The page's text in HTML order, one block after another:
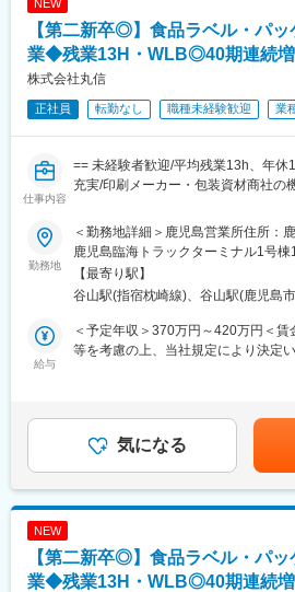
◇多様な商材・サービスの提案力
◇携わった製品が店頭に並ぶやりがい
変更の範囲：会社の定める業務
ーパーへ卸販売します。併せて洗剤
衛生商材も提案します。
社内の専門スタッフと連携し、課題
・商品撮影、動画撮影・編集
・人材採用支援
・食品検査、食品衛生サービス
・補助金コンサル
・ブランディング・広報PR支援 など
入社後は、本社にて約1か月半の研修
う商材やサービス、業界知識、営業
き、段階的に独り立ちを目指します
一線で活躍している社員も多数在籍
◇「食」を支える業界での幅広い知
◇多様な商材・サービスの提案力
◇携わった製品が店頭に並ぶやりがい
NEW
【第二新卒◎】食品ラベル・パ
業◆残業13H・WLB◎40期連続増
株式会社丸信
正社員 転勤なし 職種未経験歓迎 業
仕事内容
== 未経験者歓迎/平均残業13h、年
充実/印刷メーカー・包装資材商社の
■業務概要
食品ラベルやパッケージの企画提案
な事業として全国展開をしている当
いただきます。
※営業未経験の方も集合研修やOJTに
す。
食品向けの販促シールや飲料用ラベ
パッケージ（紙箱）やギフトボック
内のデザイナーや工場スタッフと連
ーパーへ卸販売します。併せて洗剤
衛生商材も提案します。
勤務地
＜勤務地詳細＞鹿児島営業所住所：
鹿児島臨海トラックターミナル1号
電１系統線／谷山駅受動喫煙対策：
社の定める事業所（リモートワーク含
【最寄り駅】
谷山駅(指宿枕崎線)、谷山駅(鹿児島
給与
＜予定年収＞370万円～420万円＜
等を考慮の上、当社規定により決定
＞237,590円～270,100円（一律手当
業手当＞有＜給与補足＞■昇給：年1
ースアップ込みの過去実績)■賞与：
例：650万円(35歳、課長代理、配偶
目安の金額であり、選考を通じて上
気になる
NEW
【第二新卒◎】食品ラベル・パ
業◆残業13H・WLB◎40期連続増